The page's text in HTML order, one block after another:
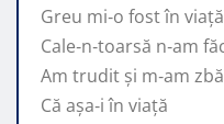
Greu mi‑o fost în viață
Cale‑n‑toarsă n‑am
Am trudit și m‑am
Că așa‑i în viață